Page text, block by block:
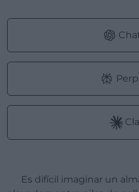
Es difícil imaginar un almacén sin alguna carretilla